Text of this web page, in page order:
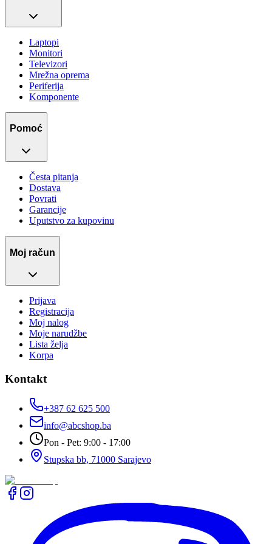
Laptopi
Monitori
Televizori
Mrežna oprema
Periferija
Komponente
Pomoć
Česta pitanja
Dostava
Povrati
Garancije
Uputstvo za kupovinu
Moj račun
Prijava
Registracija
Moj nalog
Moje narudžbe
Lista želja
Korpa
Kontakt
+387 62 625 500
info@abcshop.ba
Pon - Pet: 9:00 - 17:00
Stupska bb, 71000 Sarajevo